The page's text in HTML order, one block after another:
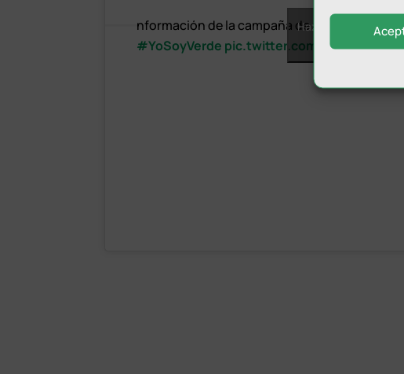
nformación de la campaña de abonados: ℝ ℂℍ
#YoSoyVerde pic.twitter.com/pKXMyqrESX
Haz clic para
y permitir